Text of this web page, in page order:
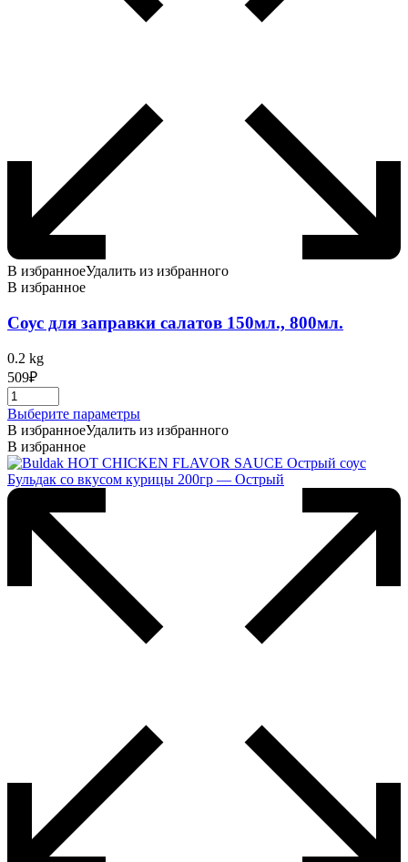
В избранноеУдалить из избранного
В избранное
Соус для заправки салатов 150мл., 800мл.
0.2 kg
509₽
Выберите параметрыЭтот
товар
несколько
вариаций.
В избранноеУдалить из избранного
В избранное